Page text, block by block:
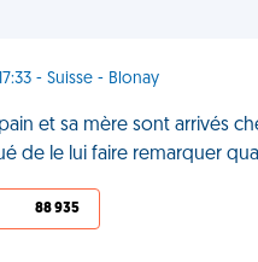
- Suisse - Blonay
et sa mère sont arrivés
de le lui faire remarquer
88 935